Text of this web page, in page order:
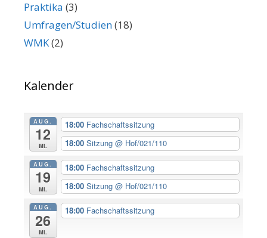
Praktika (3)
Umfragen/Studien(18)
WMK(2)
Kalender
AUG.
12
Mi.
18:00 Fachschaftssitzung
18:00 Sitzung @ Hof/021/110
AUG.
19
Mi.
18:00 Fachschaftssitzung
18:00 Sitzung @ Hof/021/110
AUG.
26
Mi.
18:00 Fachschaftssitzung